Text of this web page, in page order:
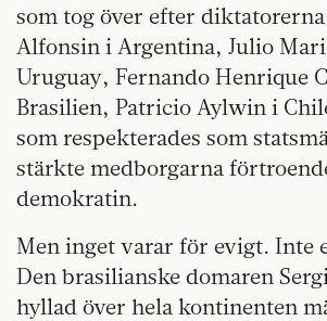
som tog över efter
Alfonsin i Argentina, Julio
Uruguay, Fernando Henrique
Brasilien, Patricio Aylwin i
som respekterades som
stärkte medborgarna
demokratin.
Men inget varar för evigt. Inte
Den brasilianske domaren
hyllad över hela kontinenten